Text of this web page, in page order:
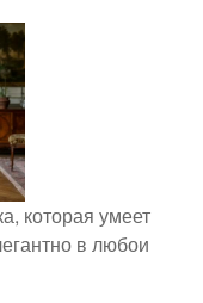
которая умеет
в любои